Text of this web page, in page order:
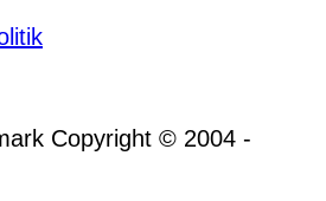
Copyright © 2004 -